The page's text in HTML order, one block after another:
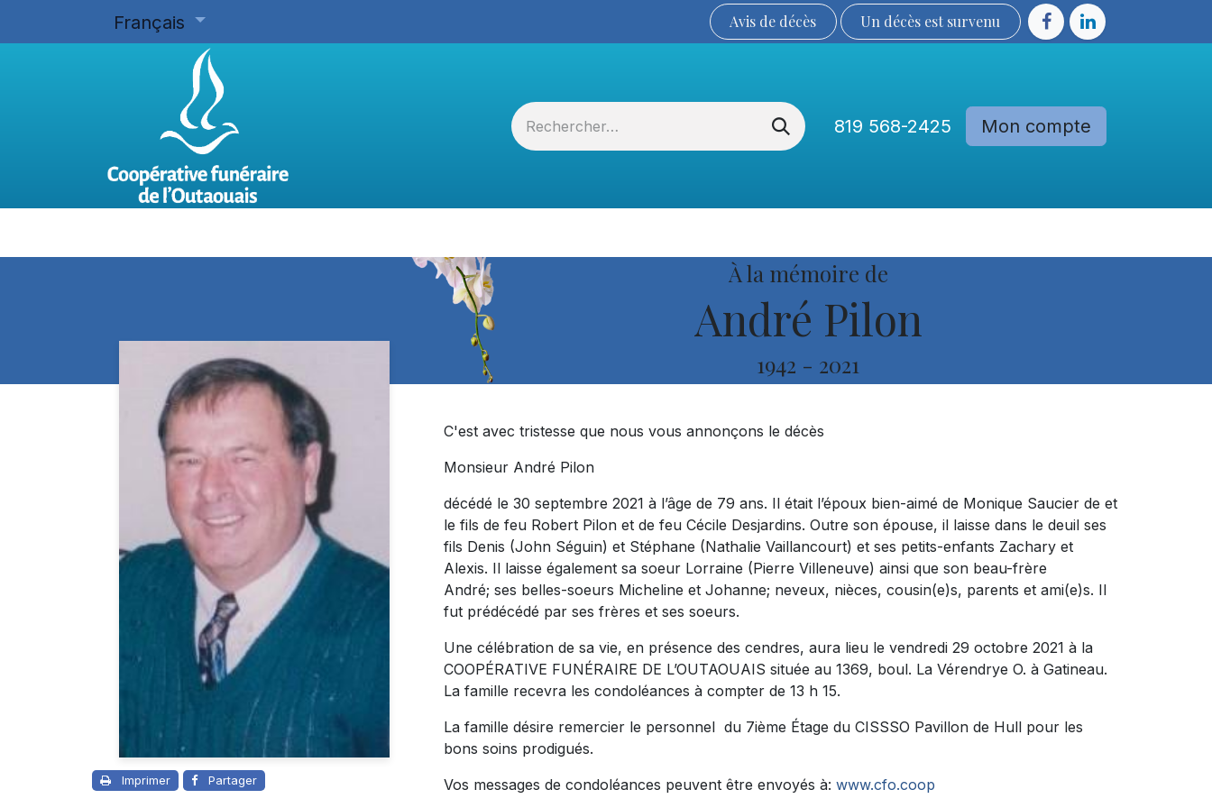
Français Avis de décès Un décès est sur​​​​​​​​ve​nu​​​​​​​​​​
819 568-2425 Mon compte
À la mémoire de
André Pilon
1942 - 2021
Imprimer Partager
C'est avec tristesse que nous vous annonçons le décès
Monsieur André Pilon
décédé le 30 septembre 2021 à l’âge de 79 ans. Il était l’époux bien-aimé de Monique Saucier de et
le fils de feu Robert Pilon et de feu Cécile Desjardins. Outre son épouse, il laisse dans le deuil ses
fils Denis (John Séguin) et Stéphane (Nathalie Vaillancourt) et ses petits-enfants Zachary et
Alexis. Il laisse également sa soeur Lorraine (Pierre Villeneuve) ainsi que son beau-frère
André; ses belles-soeurs Micheline et Johanne; neveux, nièces, cousin(e)s, parents et ami(e)s. Il
fut prédécédé par ses frères et ses soeurs.
Une célébration de sa vie, en présence des cendres, aura lieu le vendredi 29 octobre 2021 à la
COOPÉRATIVE FUNÉRAIRE DE L’OUTAOUAIS située au 1369, boul. La Vérendrye O. à Gatineau.
La famille recevra les condoléances à compter de 13 h 15.
La famille désire remercier le personnel du 7ième Étage du CISSSO Pavillon de Hull pour les
bons soins prodigués.
Vos messages de condoléances peuvent être envoyés à: www.cfo.coop